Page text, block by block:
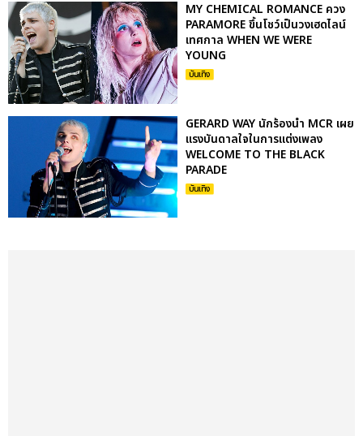
MY CHEMICAL ROMANCE ควง
PARAMORE ขึ้นโชว์เป็นวงเฮดไลน์
เทศกาล WHEN WE WERE
YOUNG
บันเทิง
GERARD WAY นักร้องนำ MCR เผย
แรงบันดาลใจในการแต่งเพลง
WELCOME TO THE BLACK
PARADE
บันเทิง